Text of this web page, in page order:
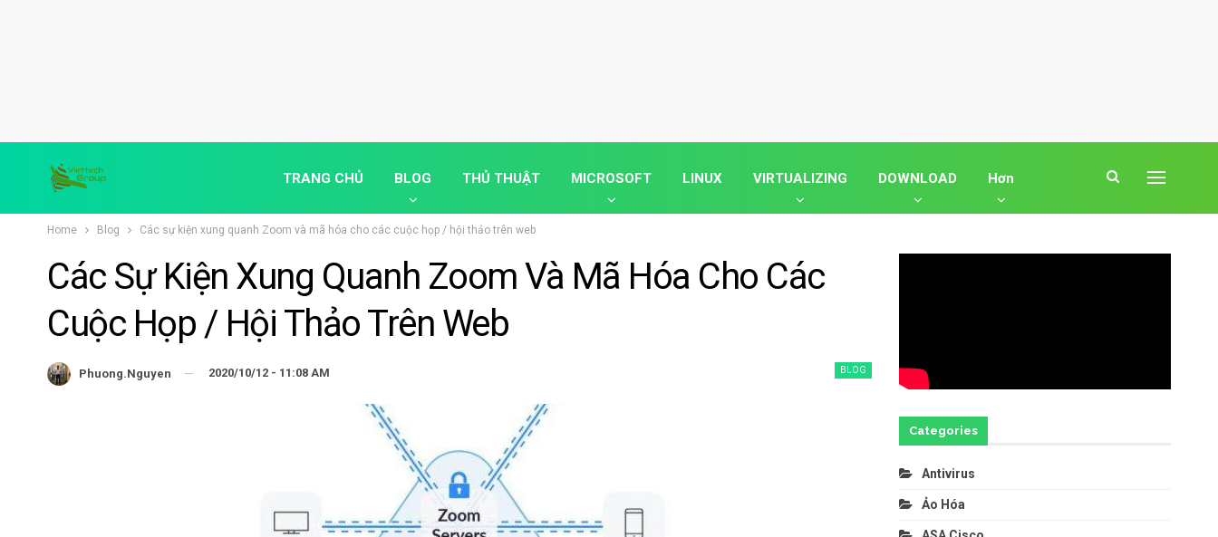
TRANG CHỦ BLOG THỦ THUẬT MICROSOFT LINUX VIRTUALIZING DOWNLOAD Hơn
Home Blog Các sự kiện xung quanh Zoom và mã hóa cho các cuộc họp / hội thảo trên web
Các Sự Kiện Xung Quanh Zoom Và Mã Hóa Cho Các
Cuộc Họp / Hội Thảo Trên Web
BLOG
Phuong.nguyen 2020/10/12 - 11:08 AM
Categories
Antivirus
Ảo Hóa